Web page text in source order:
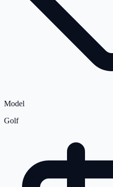
Model
Golf